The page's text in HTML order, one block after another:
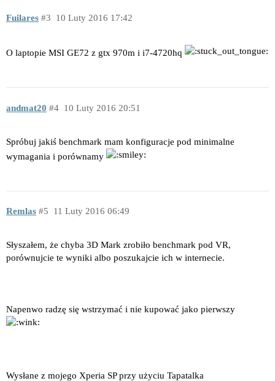
Fuilares 10 Luty 2016 17:42
3
O laptopie MSI GE72 z gtx 970m i i7-4720hq
andmat20 10 Luty 2016 20:51
4
Spróbuj jakiś benchmark mam konfiguracje pod minimalne
wymagania i porównamy
Remlas 11 Luty 2016 06:49
5
Słyszałem, że chyba 3D Mark zrobiło benchmark pod VR,
porównujcie te wyniki albo poszukajcie ich w internecie.
Napenwo radzę się wstrzymać i nie kupować jako pierwszy
Wysłane z mojego Xperia SP przy użyciu Tapatalka